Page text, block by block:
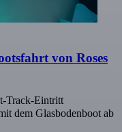
von Roses
Track-Eintritt
dem Glasbodenboot ab